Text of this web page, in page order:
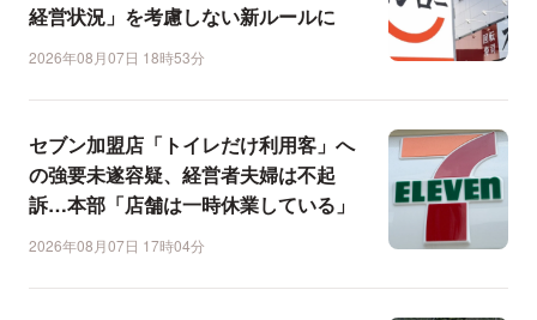
経営状況」を考慮しない新ルールに
2026年08月07日 18時53分
セブン加盟店「トイレだけ利用客」へ
の強要未遂容疑、経営者夫婦は不起
訴…本部「店舗は一時休業している」
2026年08月07日 17時04分